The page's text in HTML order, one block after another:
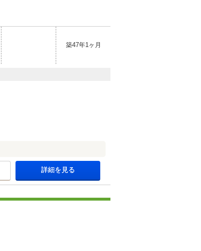
築47年1ヶ月
詳細を見る